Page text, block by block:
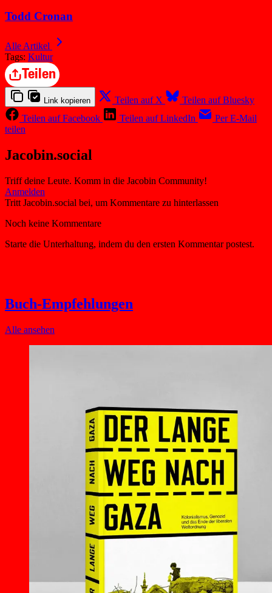
Todd Cronan
Alle Artikel
Tags: Kultur
Teilen
Link kopieren Teilen auf X
Teilen auf Bluesky
Teilen auf Facebook
Teilen auf LinkedIn
Per E-Mail
teilen
Jacobin.social
Triff deine Leute. Komm in die Jacobin Community!
Buch-Empfehlungen
Alle ansehen